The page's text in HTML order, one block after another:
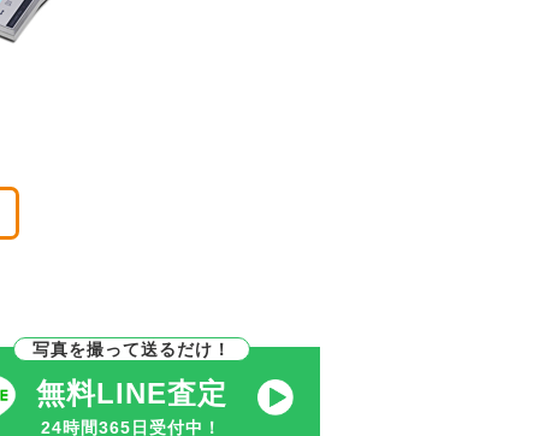
写真を撮って送るだけ！
無料LINE査定
24時間365日受付中！